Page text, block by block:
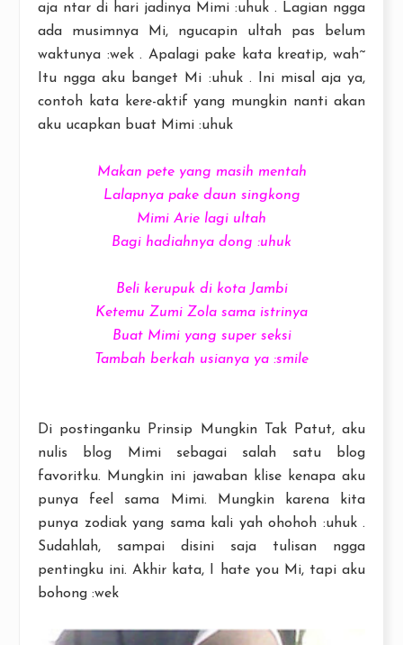
aja ntar di hari jadinya Mimi :uhuk . Lagian ngga
ada musimnya Mi, ngucapin ultah pas belum
waktunya :wek . Apalagi pake kata kreatip, wah~
Itu ngga aku banget Mi :uhuk . Ini misal aja ya,
contoh kata kere-aktif yang mungkin nanti akan
aku ucapkan buat Mimi :uhuk
Makan pete yang masih mentah
Lalapnya pake daun singkong
Mimi Arie lagi ultah
Bagi hadiahnya dong :uhuk
Beli kerupuk di kota Jambi
Ketemu Zumi Zola sama istrinya
Buat Mimi yang super seksi
Tambah berkah usianya ya :smile
Di postinganku Prinsip Mungkin Tak Patut, aku
nulis blog Mimi sebagai salah satu blog
favoritku. Mungkin ini jawaban klise kenapa aku
punya feel sama Mimi. Mungkin karena kita
punya zodiak yang sama kali yah ohohoh :uhuk .
Sudahlah, sampai disini saja tulisan ngga
pentingku ini. Akhir kata, I hate you Mi, tapi aku
bohong :wek